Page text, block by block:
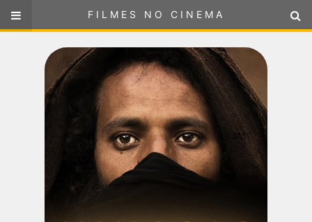
FILMES NO CINEMA
selecione sua localização
FILMES NO CINEMA
SELECIONE SUA LOCALIZAÇÃO
FILMES EM CARTAZ
PRÓXIMOS LANÇAMENTOS